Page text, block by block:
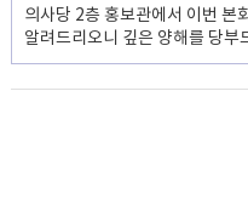
의사당 2층 홍보관에서 이번 본
알려드리오니 깊은 양해를 당부